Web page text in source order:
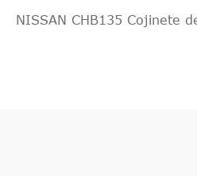
NISSAN CHB135 Cojinete